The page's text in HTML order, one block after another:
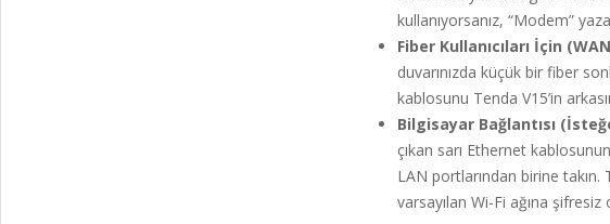
kullanıyorsanız, “Modem”
Fiber Kullanıcıları İçin
duvarınızda küçük bir fiber
kablosunu Tenda V15’in
Bilgisayar Bağlantısı
çıkan sarı Ethernet
LAN portlarından birine
varsayılan Wi-Fi ağına şifresiz